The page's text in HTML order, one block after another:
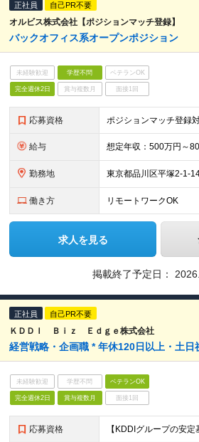
正社員 自己PR不要
オルビス株式会社【ポジションマッチ登録】
バックオフィス系オープンポジション
未経験歓迎 学歴不問 ベテランOK
完全週休2日 賞与複数月 面接1回
応募資格
給与
勤務地
働き方 リモートワークOK
求人を見る
掲載終了予定日：
正社員 自己PR不要
ＫＤＤＩ Ｂｉｚ Ｅｄｇｅ株式会社
経営戦略・企画職 * 年休120日以上・土日
未経験歓迎 学歴不問 ベテランOK
完全週休2日 賞与複数月 面接1回
応募資格